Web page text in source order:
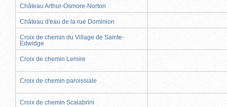
Château Arthur-Osmore-Norton
Château d'eau de la rue Dominion
Croix de chemin du Village de Sainte-
Edwidge
Croix de chemin Lemire
Croix de chemin paroissiale
Croix de chemin Scalabrini